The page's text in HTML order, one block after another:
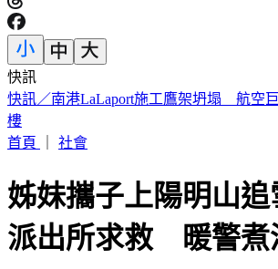
快訊
國家警報大響！下午2:30收「網路降速演
首頁
姊妹攜子上陽明山追
派出所求救 暖警煮